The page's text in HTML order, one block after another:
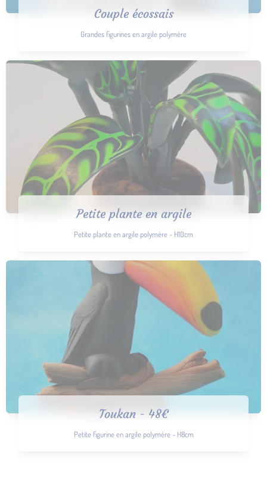
Couple écossais
Grandes figurines en argile polymère
Petite plante en argile
Petite plante en argile polymère - H10cm
Toukan - 48€
Petite figurine en argile polymère - H8cm